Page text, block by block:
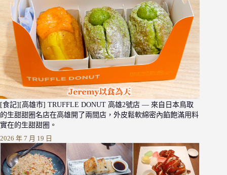
[食記][高雄市] TRUFFLE DONUT 高雄2號店 — 來自日本鳥取
的生甜甜圈名店在高雄開了兩間店，外皮鬆軟綿密內餡飽滿用料
實在的生甜甜圈。
2026 年 7 月 19 日